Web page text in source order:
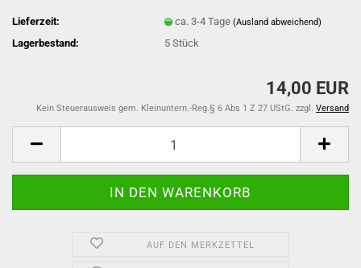
Lieferzeit: ca. 3-4 Tage(Ausland abweichend)
Lagerbestand: 5Stück
14,00 EUR
Kein Steuerausweis gem. Kleinuntern.-Reg.§ 6 Abs 1 Z 27 UStG. zzgl. Versand
AUF DEN MERKZETTEL